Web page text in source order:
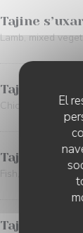
El
Tajine
Lamb, mixed
Tajine
Chicken, mixed
Tajine s’lhut
Fish, vegetables
Tajine